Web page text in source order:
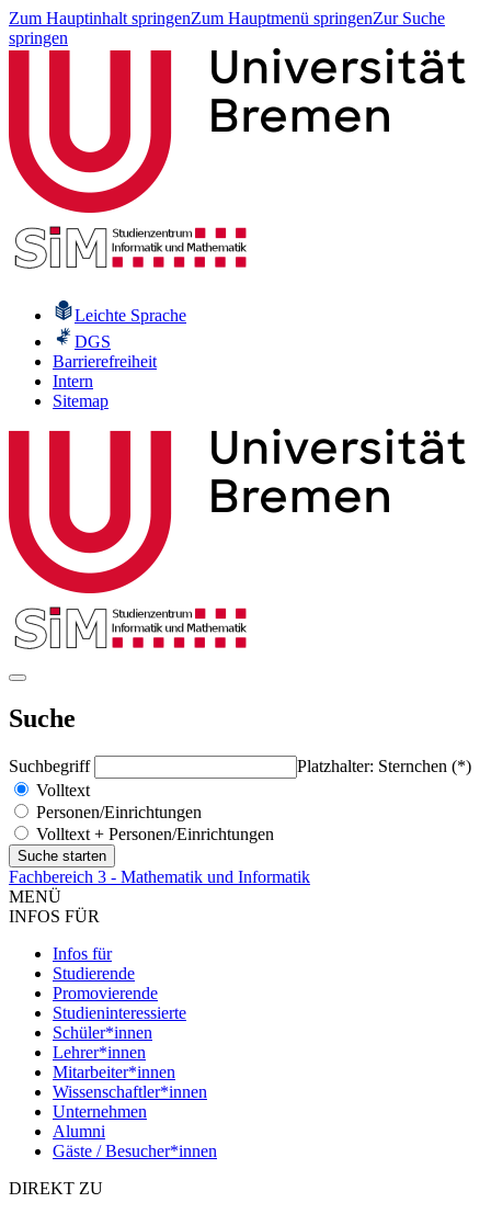
Zum Hauptinhalt springenZum Hauptmenü springenZur Suche
springen
Leichte Sprache
DGS
Barrierefreiheit
Intern
Sitemap
Suche
Suchbegriff
Platzhalter: Sternchen (*)
Volltext
Personen/Einrichtungen
Volltext + Personen/Einrichtungen
Fachbereich 3 - Mathematik und Informatik
MENÜ
INFOS FÜR
Infos für
Studierende
Promovierende
Studieninteressierte
Schüler*innen
Lehrer*innen
Mitarbeiter*innen
Wissenschaftler*innen
Unternehmen
Alumni
Gäste / Besucher*innen
DIREKT ZU